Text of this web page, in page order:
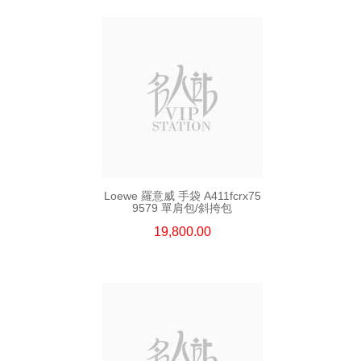
Loewe 羅意威 手袋 A411fcrx75
9579 單肩包/斜挎包
19,800.00